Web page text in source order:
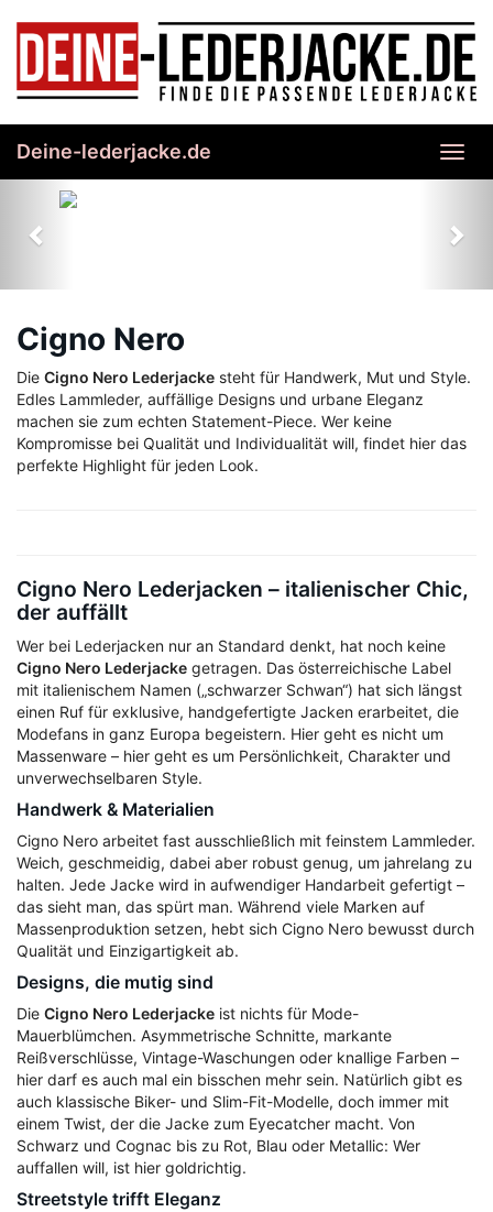
content
Deine-lederjacke.de
Previous
Cigno Nero
Die Cigno Nero Lederjacke steht für Handwerk, Mut und Style.
Edles Lammleder, auffällige Designs und urbane Eleganz
machen sie zum echten Statement-Piece. Wer keine
Kompromisse bei Qualität und Individualität will, findet hier das
perfekte Highlight für jeden Look.
Cigno Nero Lederjacken – italienischer Chic,
der auffällt
Wer bei Lederjacken nur an Standard denkt, hat noch keine
Cigno Nero Lederjacke getragen. Das österreichische Label
mit italienischem Namen („schwarzer Schwan“) hat sich längst
einen Ruf für exklusive, handgefertigte Jacken erarbeitet, die
Modefans in ganz Europa begeistern. Hier geht es nicht um
Massenware – hier geht es um Persönlichkeit, Charakter und
unverwechselbaren Style.
Handwerk & Materialien
Cigno Nero arbeitet fast ausschließlich mit feinstem Lammleder.
Weich, geschmeidig, dabei aber robust genug, um jahrelang zu
halten. Jede Jacke wird in aufwendiger Handarbeit gefertigt –
das sieht man, das spürt man. Während viele Marken auf
Massenproduktion setzen, hebt sich Cigno Nero bewusst durch
Qualität und Einzigartigkeit ab.
Designs, die mutig sind
Die Cigno Nero Lederjacke ist nichts für Mode-
Mauerblümchen. Asymmetrische Schnitte, markante
Reißverschlüsse, Vintage-Waschungen oder knallige Farben –
hier darf es auch mal ein bisschen mehr sein. Natürlich gibt es
auch klassische Biker- und Slim-Fit-Modelle, doch immer mit
einem Twist, der die Jacke zum Eyecatcher macht. Von
Schwarz und Cognac bis zu Rot, Blau oder Metallic: Wer
auffallen will, ist hier goldrichtig.
Streetstyle trifft Eleganz